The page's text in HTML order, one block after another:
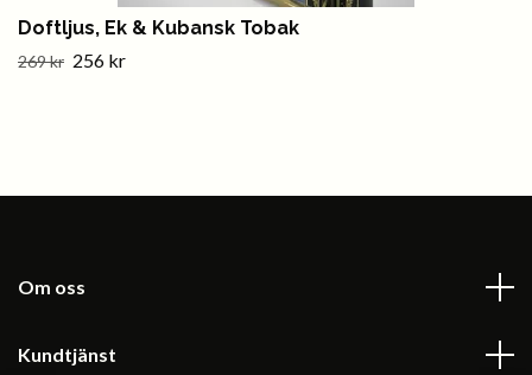
Doftljus, Ek & Kubansk Tobak
269 kr 256 kr
Om oss
Kundtjänst